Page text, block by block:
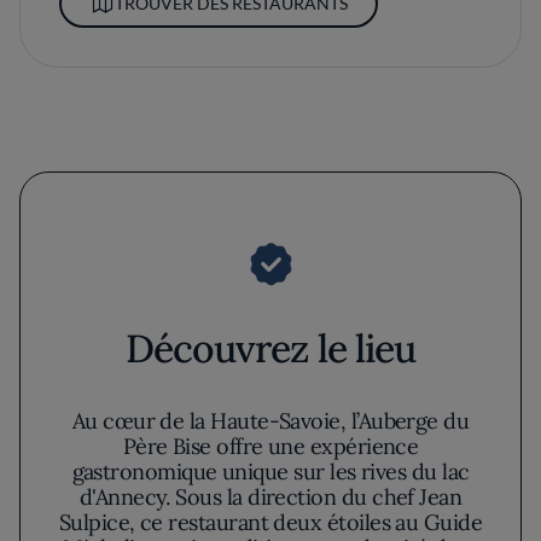
Découvrez le lieu
Au cœur de la Haute-Savoie, l’Auberge du
Père Bise offre une expérience
gastronomique unique sur les rives du lac
d'Annecy. Sous la direction du chef Jean
Sulpice, ce restaurant deux étoiles au Guide